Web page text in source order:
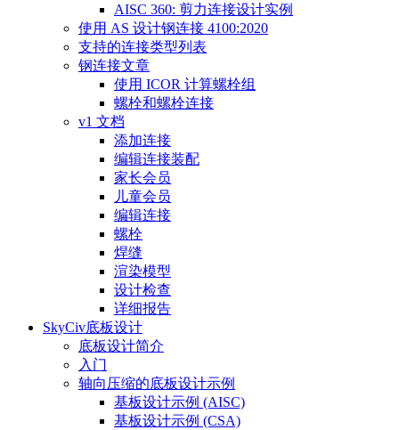
AISC 360: 剪力连接设计实例
使用 AS 设计钢连接 4100:2020
支持的连接类型列表
钢连接文章
使用 ICOR 计算螺栓组
螺栓和螺栓连接
v1 文档
添加连接
编辑连接装配
家长会员
儿童会员
编辑连接
螺栓
焊缝
渲染模型
设计检查
详细报告
SkyCiv底板设计
底板设计简介
入门
轴向压缩的底板设计示例
基板设计示例 (AISC)
基板设计示例 (CSA)